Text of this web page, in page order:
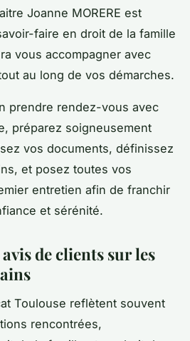
Joanne MORERE est
faire en droit de la famille
vous accompagner avec
au long de vos démarches.
prendre rendez-vous avec
préparez soigneusement
vos documents, définissez
et posez toutes vos
entretien afin de franchir
et sérénité.
de clients sur les
Toulouse reflètent souvent
rencontrées,